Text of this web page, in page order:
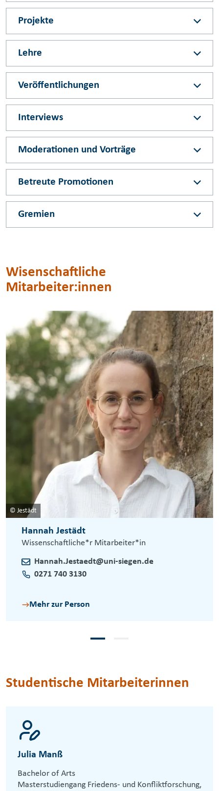
Projekte
Lehre
Veröffentlichungen
Interviews
Moderationen und Vorträge
Betreute Promotionen
Gremien
Wisenschaftliche
Mitarbeiter:innen
© Jestädt
Hannah Jestädt
Wissenschaftliche*r Mitarbeiter*in
Hannah.Jestaedt@uni-siegen.de
0271 740 3130
Mehr zur Person
Studentische Mitarbeiterinnen
Julia Manß
Bachelor of Arts
Masterstudiengang Friedens- und Konfliktforschung,